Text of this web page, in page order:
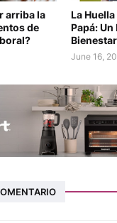
arriba la
de
La
Papá: Un
June 16,